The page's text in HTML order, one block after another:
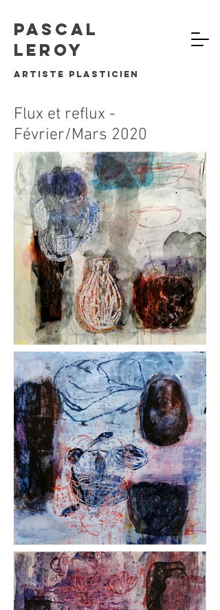
Pascal
Leroy
artiste plasticien
Flux et reflux -
Février/Mars 2020